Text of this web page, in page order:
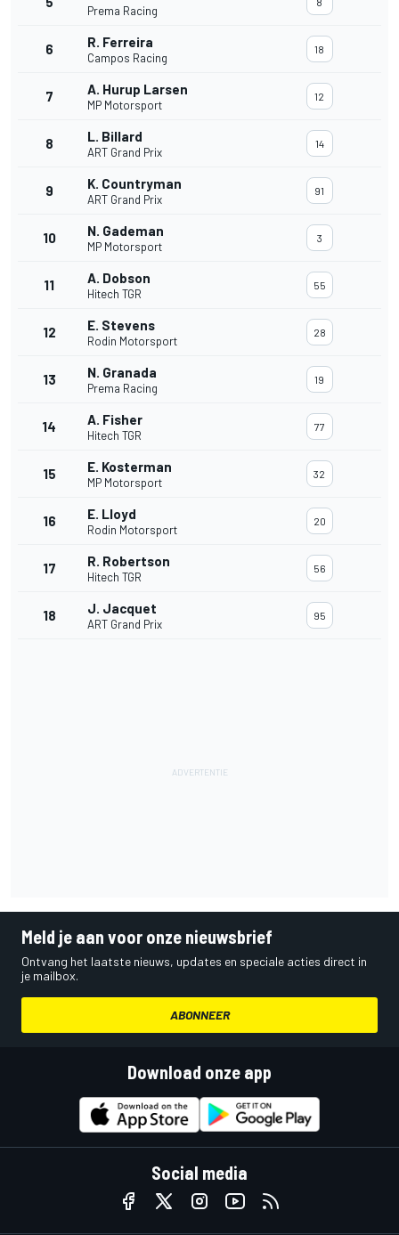
Prema Racing
6 R. Ferreira
Campos Racing
18
7 A. Hurup Larsen
MP Motorsport
12
8 L. Billard
ART Grand Prix
14
9 K. Countryman
ART Grand Prix
91
10 N. Gademan
MP Motorsport
3
11 A. Dobson
Hitech TGR
55
12 E. Stevens
Rodin Motorsport
28
13 N. Granada
Prema Racing
19
14 A. Fisher
Hitech TGR
77
15 E. Kosterman
MP Motorsport
32
16 E. Lloyd
Rodin Motorsport
20
17 R. Robertson
Hitech TGR
56
18 J. Jacquet
ART Grand Prix
95
Meld je aan voor onze nieuwsbrief
Ontvang het laatste nieuws, updates en speciale acties direct in
je mailbox.
ABONNEER
Download onze app
Social media